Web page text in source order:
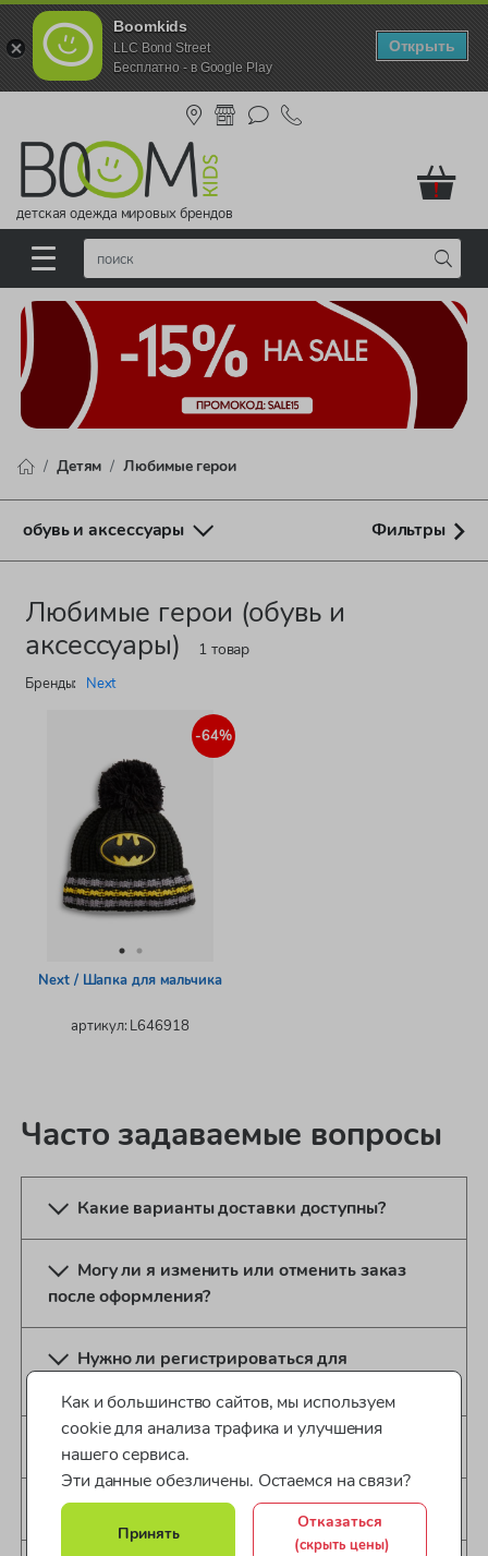
Boomkids
LLC Bond Street
Бесплатно - в Google Play
Открыть
детская одежда мировых брендов
!
Детям Любимые герои
обувь и аксессуары Фильтры
Любимые герои (обувь и
аксессуары)
1 товар
Бренды: Next
-64%
Next / Шапка для мальчика
артикул: L646918
Часто задаваемые вопросы
Какие варианты доставки доступны?
Могу ли я изменить или отменить заказ
после оформления?
Нужно ли регистрироваться для
Какие способы оплаты доступны?
Сколько времени занимает доставка?
Как и большинство сайтов, мы используем
cookie для анализа трафика и улучшения
нашего сервиса.
Эти данные обезличены. Остаемся на связи?
Принять
Отказаться
(скрыть цены)